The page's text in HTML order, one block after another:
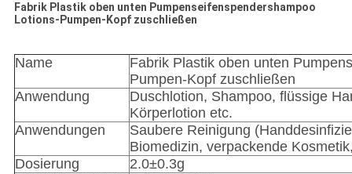
Fabrik Plastik oben unten Pumpenseifenspendershampoo
Lotions-Pumpen-Kopf zuschließen
Name
Fabrik Plastik oben unten
Pumpen-Kopf zuschließen
Anwendung
Duschlotion, Shampoo, flüssige
Körperlotion etc.
Anwendungen
Saubere Reinigung
Biomedizin, verpackende
Dosierung
2.0±0.3g